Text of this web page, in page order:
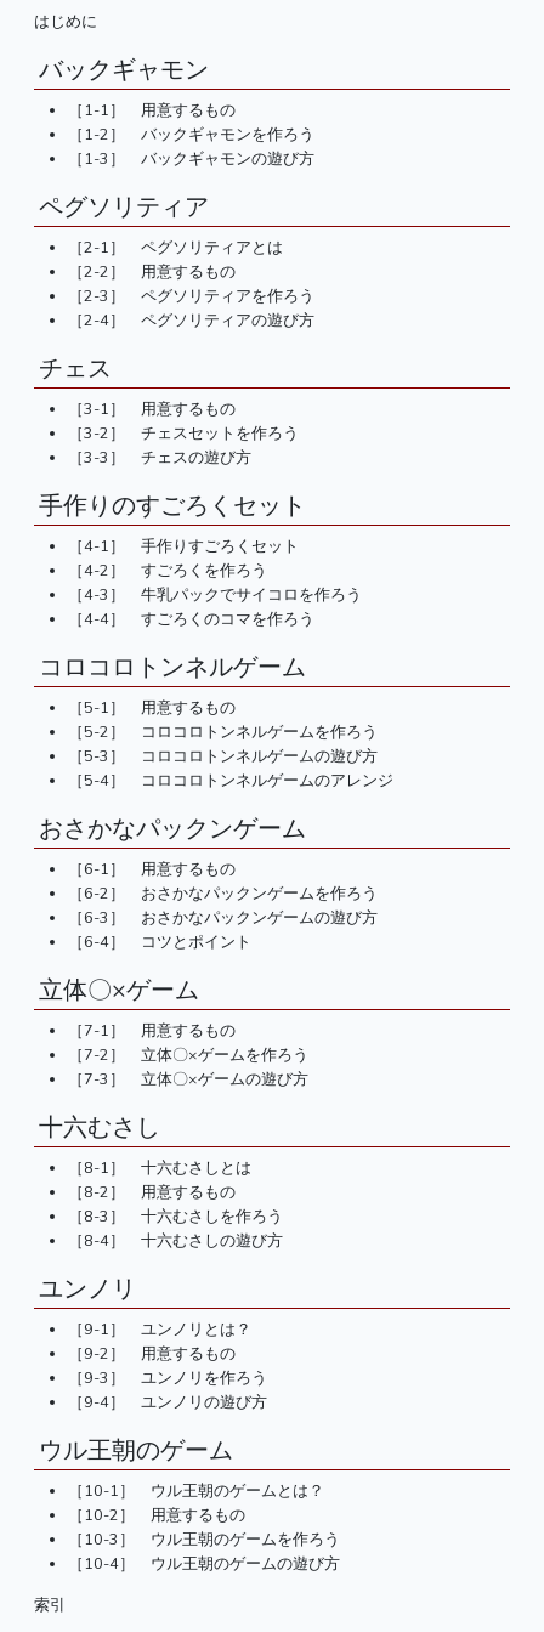
はじめに
バックギャモン
［1-1］ 用意するもの
［1-2］ バックギャモンを作ろう
［1-3］ バックギャモンの遊び方
ペグソリティア
［2-1］ ペグソリティアとは
［2-2］ 用意するもの
［2-3］ ペグソリティアを作ろう
［2-4］ ペグソリティアの遊び方
チェス
［3-1］ 用意するもの
［3-2］ チェスセットを作ろう
［3-3］ チェスの遊び方
手作りのすごろくセット
［4-1］ 手作りすごろくセット
［4-2］ すごろくを作ろう
［4-3］ 牛乳パックでサイコロを作ろう
［4-4］ すごろくのコマを作ろう
コロコロトンネルゲーム
［5-1］ 用意するもの
［5-2］ コロコロトンネルゲームを作ろう
［5-3］ コロコロトンネルゲームの遊び方
［5-4］ コロコロトンネルゲームのアレンジ
おさかなパックンゲーム
［6-1］ 用意するもの
［6-2］ おさかなパックンゲームを作ろう
［6-3］ おさかなパックンゲームの遊び方
［6-4］ コツとポイント
立体〇×ゲーム
［7-1］ 用意するもの
［7-2］ 立体〇×ゲームを作ろう
［7-3］ 立体〇×ゲームの遊び方
十六むさし
［8-1］ 十六むさしとは
［8-2］ 用意するもの
［8-3］ 十六むさしを作ろう
［8-4］ 十六むさしの遊び方
ユンノリ
［9-1］ ユンノリとは？
［9-2］ 用意するもの
［9-3］ ユンノリを作ろう
［9-4］ ユンノリの遊び方
ウル王朝のゲーム
［10-1］ ウル王朝のゲームとは？
［10-2］ 用意するもの
［10-3］ ウル王朝のゲームを作ろう
［10-4］ ウル王朝のゲームの遊び方
索引